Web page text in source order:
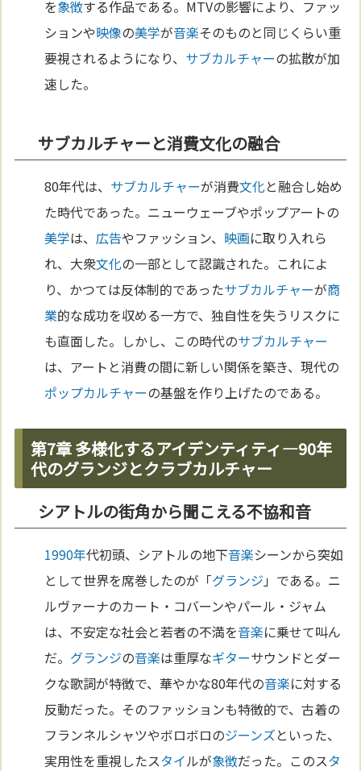
を象徴する作品である。MTVの影響により、ファッ
ションや映像の美学が音楽そのものと同じくらい重
要視されるようになり、 サブカルチャーの拡散が加
速した。
サブカルチャーと消費文化の融合
80年代は、 サブカルチャーが消費文化と融合し始め
た時代であった。ニューウェーブやポップアートの
美学は、広告やファッション、 映画に取り入れら
れ、大衆文化の一部として認識された。これによ
り、かつては反体制的であったサブカルチャーが商
業的な成功を収める一方で、独自性を失うリスクに
も直面した。しかし、この時代のサブカルチャー
は、アートと消費の間に新しい関係を築き、現代の
ポップカルチャーの基盤を作り上げたのである。
第7章 多様化するアイデンティティ—90年
代のグランジとクラブカルチャー
シアトルの街角から聞こえる不協和音
1990年代初頭、シアトルの地下音楽シーンから突如
として世界を席巻したのが「グランジ 」である。ニ
ルヴァーナのカート・コバーンやパール・ジャム
は、不安定な社会と若者の不満を音楽に乗せて叫ん
だ。 グランジの音楽は重厚なギターサウンドとダー
クな歌詞が特徴で、華やかな80年代の音楽に対する
反動だった。そのファッションも特徴的で、古着の
フランネルシャツやボロボロのジーンズといった、
実用性を重視したスタイルが象徴だった。このスタ